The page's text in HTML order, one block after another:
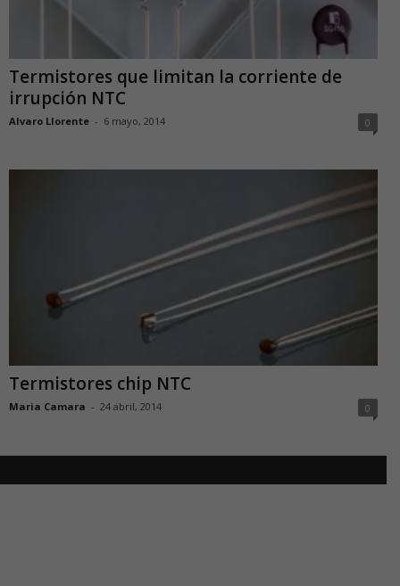
Termistores que limitan la corriente de
irrupción NTC
Alvaro Llorente - 6 mayo, 2014 0
Termistores chip NTC
Maria Camara - 24 abril, 2014 0